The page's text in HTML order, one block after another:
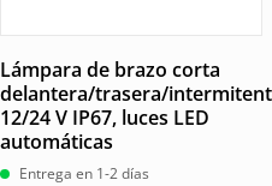
Lámpara de brazo corta
delantera/trasera/
12/24 V IP67, luces LED
automáticas
Entrega en 1-2 días